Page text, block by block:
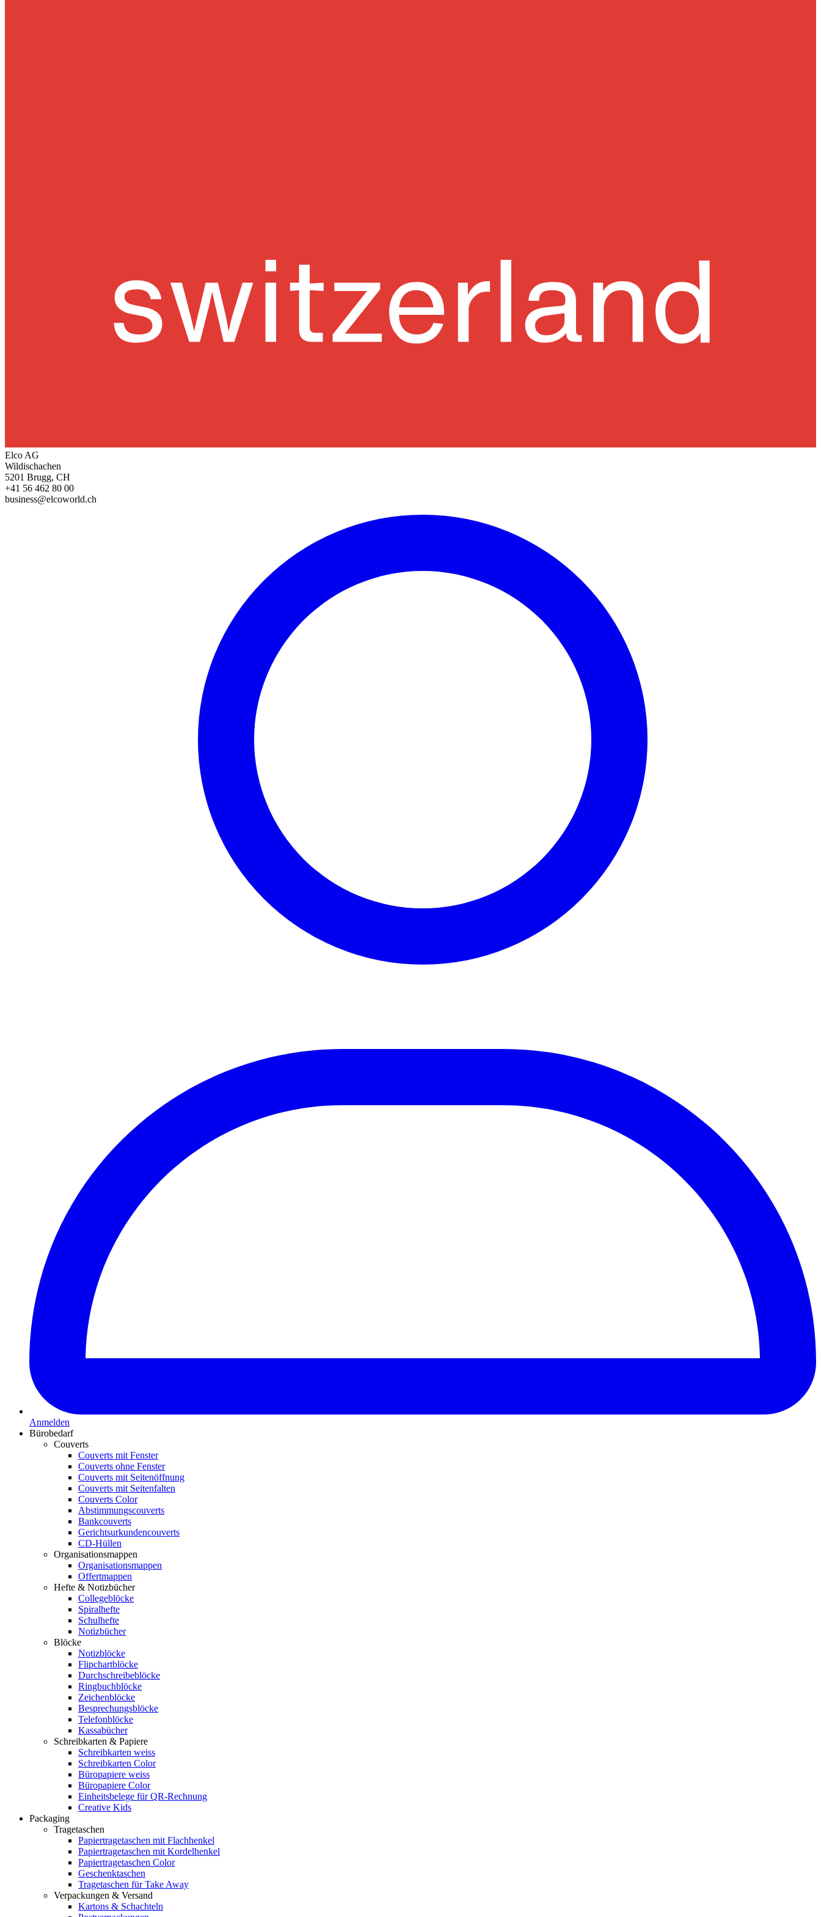
Elco AG
Wildischachen
5201 Brugg, CH
+41 56 462 80 00
business@elcoworld.ch
Anmelden
Bürobedarf
Couverts
Couverts mit Fenster
Couverts ohne Fenster
Couverts mit Seitenöffnung
Couverts mit Seitenfalten
Couverts Color
Abstimmungscouverts
Bankcouverts
Gerichtsurkundencouverts
CD-Hüllen
Organisationsmappen
Organisationsmappen
Offertmappen
Hefte & Notizbücher
Collegeblöcke
Spiralhefte
Schulhefte
Notizbücher
Blöcke
Notizblöcke
Flipchartblöcke
Durchschreibeblöcke
Ringbuchblöcke
Zeichenblöcke
Besprechungsblöcke
Telefonblöcke
Kassabücher
Schreibkarten & Papiere
Schreibkarten weiss
Schreibkarten Color
Büropapiere weiss
Büropapiere Color
Einheitsbelege für QR-Rechnung
Creative Kids
Packaging
Tragetaschen
Papiertragetaschen mit Flachhenkel
Papiertragetaschen mit Kordelhenkel
Papiertragetaschen Color
Geschenktaschen
Tragetaschen für Take Away
Verpackungen & Versand
Kartons & Schachteln